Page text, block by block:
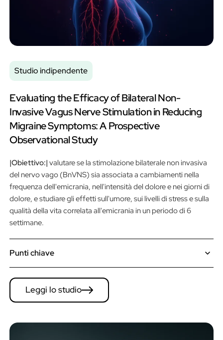
Studio indipendente
Evaluating the Efficacy of Bilateral Non-
Invasive Vagus Nerve Stimulation in Reducing
Migraine Symptoms: A Prospective
Observational Study
|Obiettivo:| valutare se la stimolazione bilaterale non invasiva
del nervo vago (BnVNS) sia associata a cambiamenti nella
frequenza dell'emicrania, nell'intensità del dolore e nei giorni di
dolore, e studiare gli effetti sull'umore, sui livelli di stress e sulla
qualità della vita correlata all'emicrania in un periodo di 6
settimane.
Punti chiave
frequenza dell'emicrania e del 42,46% nell'intensità del dolore
(p < 0,001 per entrambi).
I giorni di dolore sono stati ridotti del 27,66% durante il periodo
Leggi lo studio